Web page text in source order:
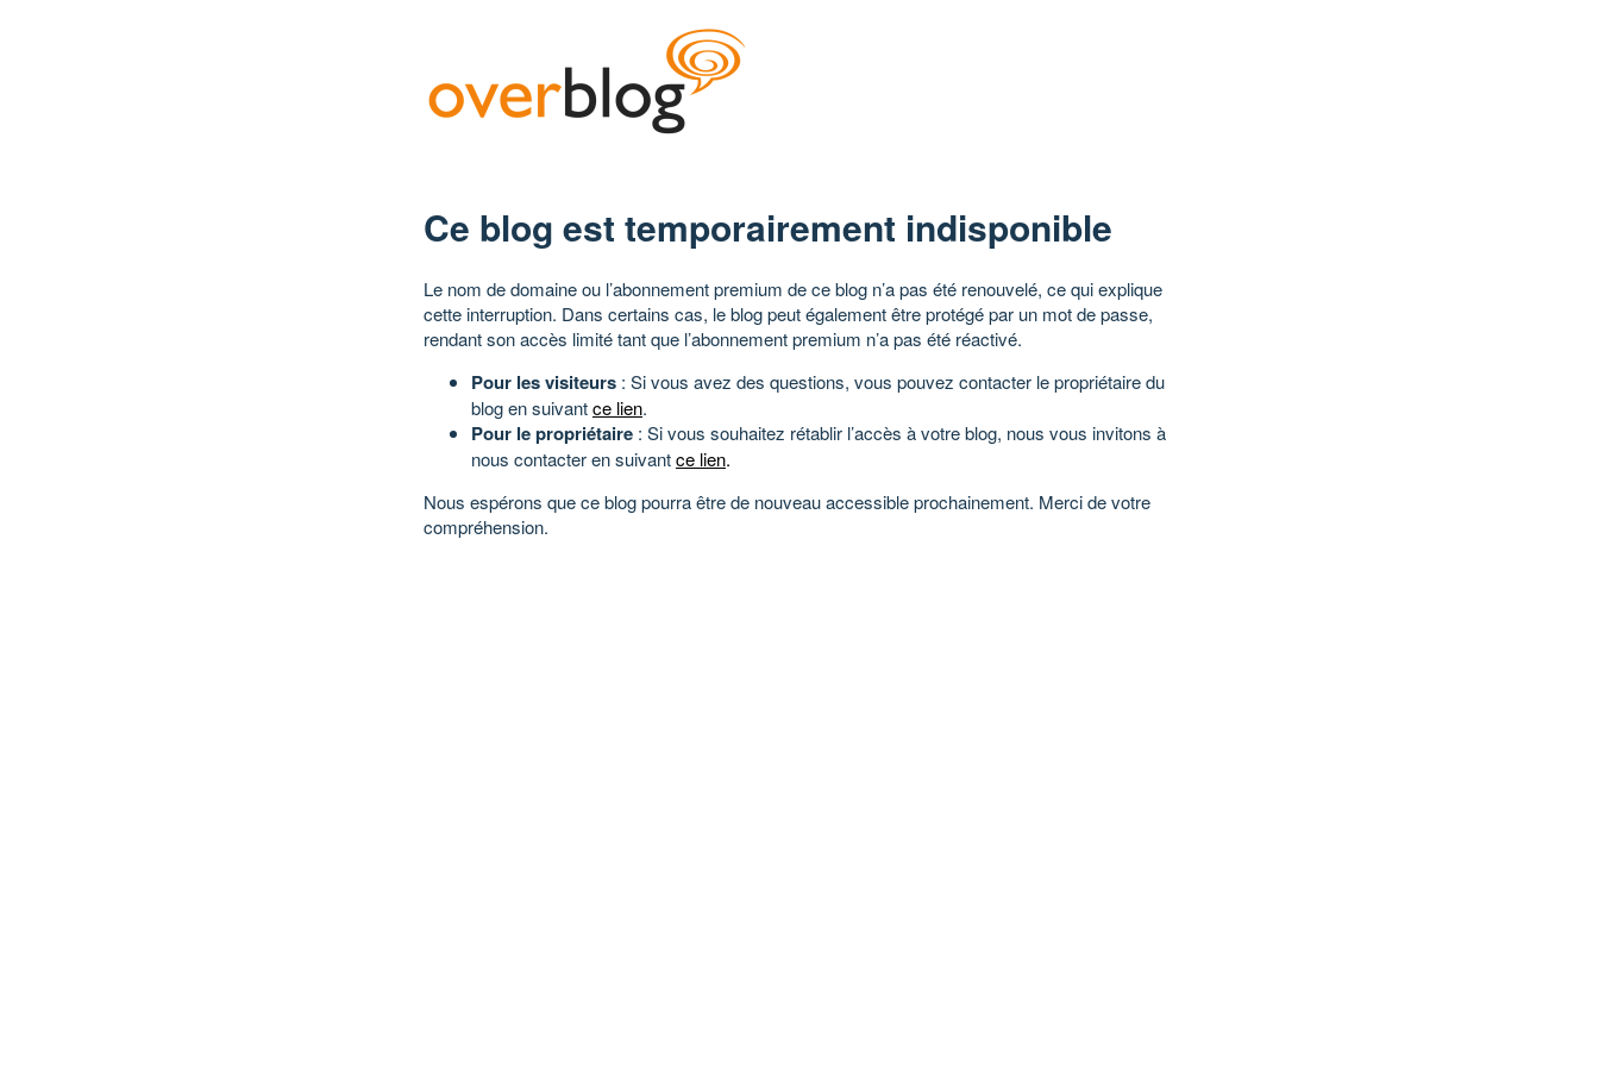
Ce blog est temporairement indisponible
Le nom de domaine ou l’abonnement premium de ce blog n’a pas été renouvelé, ce qui explique
cette interruption. Dans certains cas, le blog peut également être protégé par un mot de passe,
rendant son accès limité tant que l’abonnement premium n’a pas été réactivé.
Pour les visiteurs : Si vous avez des questions, vous pouvez contacter le propriétaire du
blog en suivantce lien.
Pour le propriétaire : Si vous souhaitez rétablir l’accès à votre blog, nous vous invitons à
nous contacter en suivantce lien.
Nous espérons que ce blog pourra être de nouveau accessible prochainement. Merci de votre
compréhension.